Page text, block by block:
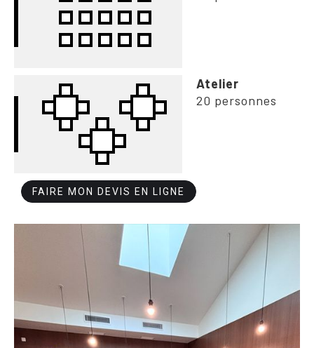
Atelier
20 personnes
FAIRE MON DEVIS EN LIGNE